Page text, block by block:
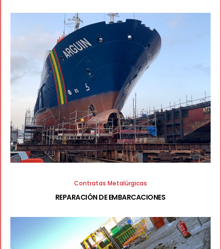
Contratas Metalúrgicas
REPARACIÓN DE EMBARCACIONES